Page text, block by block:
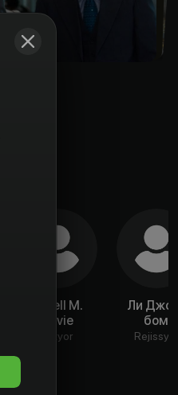
Darell M.
Davie
Aktyor
Ли
бом
Rejissyor